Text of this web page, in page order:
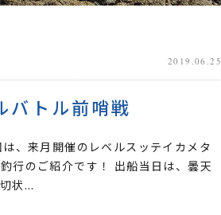
2019.06.25
バトル前哨戦
、来月開催のレベルスッテイカメタ
行のご紹介です！ 出船当日は、曇天
状...